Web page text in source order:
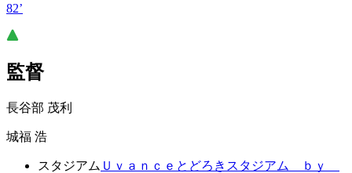
82’
監督
長谷部 茂利
城福 浩
スタジアム Ｕｖａｎｃｅとどろきスタジアム ｂｙ